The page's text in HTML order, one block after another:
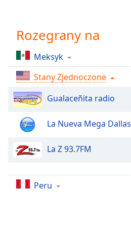
Descriptions
descriptions
off
selected
Subtitles
subtitles
settings
opens
subtitles
dialog
subtitles
Rozegrany na
Meksyk
Stany Zjednoczone
Gualaceñita radio
La Nueva Mega Dallas
La Z 93.7FM
Peru